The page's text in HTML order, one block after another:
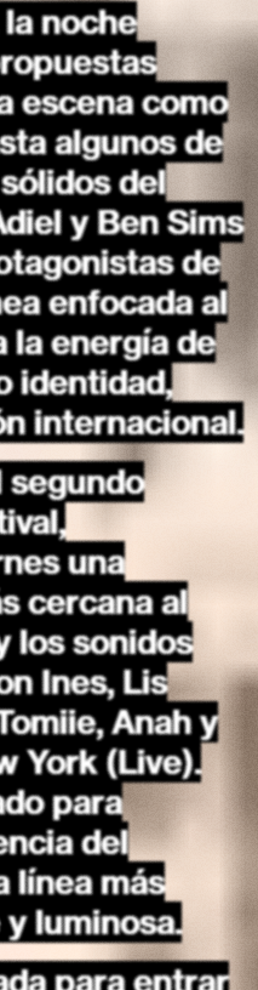
noche
escena como
algunos de
del
y Ben Sims
de
enfocada al
la energía de
identidad,
internacional.
segundo
una
cercana al
los sonidos
Ines, Lis
Anah y
York (Live).
para
del
línea más
luminosa.